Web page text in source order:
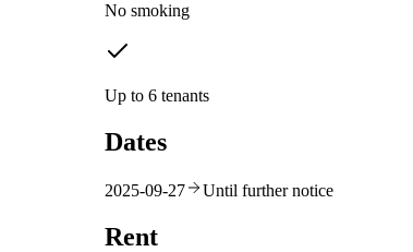
No smoking
Up to 6 tenants
Dates
2025-09-27 Until further notice
Rent